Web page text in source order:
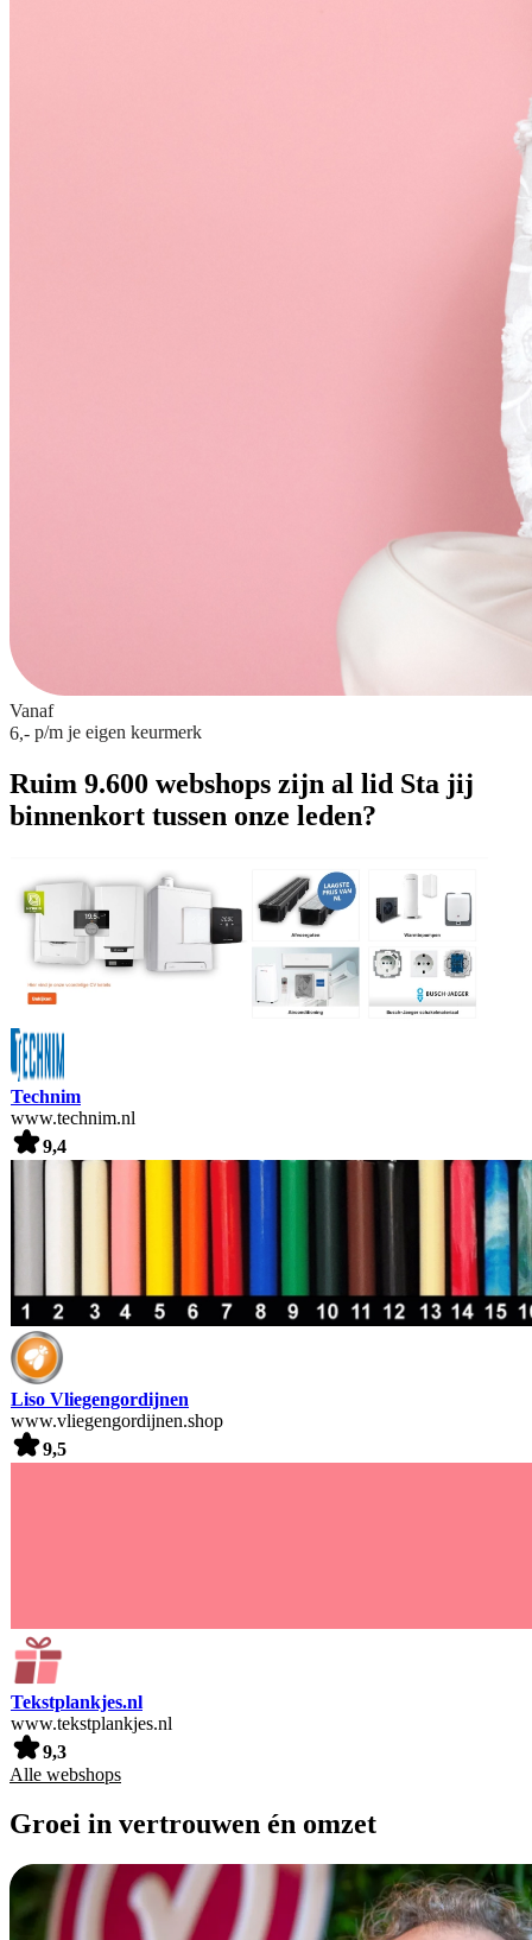
Vanaf
6,- p/m je eigen keurmerk
Ruim 9.600 webshops zijn al lid Sta jij
binnenkort tussen onze leden?
Technim
www.technim.nl
9,4
Liso Vliegengordijnen
www.vliegengordijnen.shop
9,5
Tekstplankjes.nl
www.tekstplankjes.nl
9,3
Alle webshops
Groei in vertrouwen én omzet